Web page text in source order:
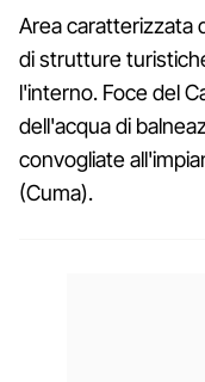
Area caratterizzata
di strutture
l'interno. Foce del
dell'acqua di
convogliate
(Cuma).